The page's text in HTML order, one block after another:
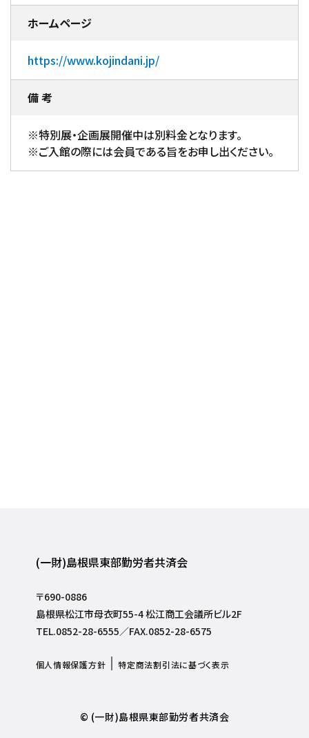
ホームページ
https://www.kojindani.jp/
備 考
※特別展・企画展開催中は別料金となります。
※ご入館の際には会員である旨をお申し出ください。
(一財)島根県東部勤労者共済会
〒690-0886
島根県松江市母衣町55-4 松江商工会議所ビル2F
TEL.0852-28-6555／FAX.0852-28-6575
個人情報保護方針 特定商法割引法に基づく表示
© (一財)島根県東部勤労者共済会